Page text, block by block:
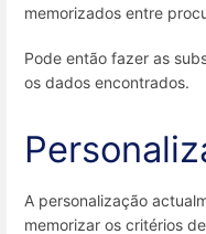
memorizados entre
Pode então fazer as
os dados encontrados.
A personalização
memorizar os critérios